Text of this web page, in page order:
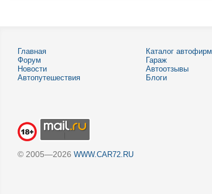
Главная
Форум
Новости
Автопутешествия
Каталог автофирм
Гараж
Автоотзывы
Блоги
© 2005—2026 WWW.CAR72.RU